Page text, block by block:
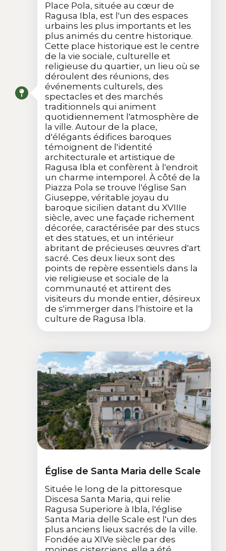
Place Pola, située au cœur de
Ragusa Ibla, est l'un des espaces
urbains les plus importants et les
plus animés du centre historique.
Cette place historique est le centre
de la vie sociale, culturelle et
religieuse du quartier, un lieu où se
déroulent des réunions, des
événements culturels, des
spectacles et des marchés
traditionnels qui animent
quotidiennement l'atmosphère de
la ville. Autour de la place,
d'élégants édifices baroques
témoignent de l'identité
architecturale et artistique de
Ragusa Ibla et confèrent à l'endroit
un charme intemporel. À côté de la
Piazza Pola se trouve l'église San
Giuseppe, véritable joyau du
baroque sicilien datant du XVIIIe
siècle, avec une façade richement
décorée, caractérisée par des stucs
et des statues, et un intérieur
abritant de précieuses œuvres d'art
sacré. Ces deux lieux sont des
points de repère essentiels dans la
vie religieuse et sociale de la
communauté et attirent des
visiteurs du monde entier, désireux
de s'immerger dans l'histoire et la
culture de Ragusa Ibla.
Église de Santa Maria delle Scale
Située le long de la pittoresque
Discesa Santa Maria, qui relie
Ragusa Superiore à Ibla, l'église
Santa Maria delle Scale est l'un des
plus anciens lieux sacrés de la ville.
Fondée au XIVe siècle par des